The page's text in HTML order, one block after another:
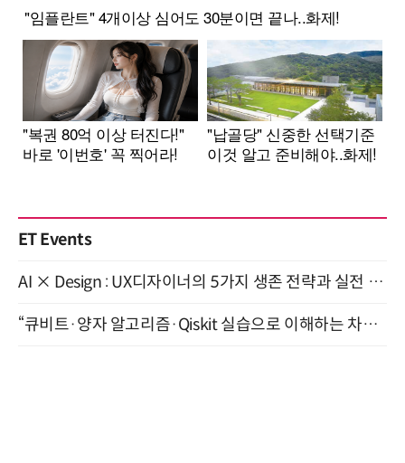
ET Events
AI × Design : UX디자이너의 5가지 생존 전략과 실전 대응 8월 28일 개최
“큐비트·양자 알고리즘·Qiskit 실습으로 이해하는 차세대 컴퓨팅” (8/28)